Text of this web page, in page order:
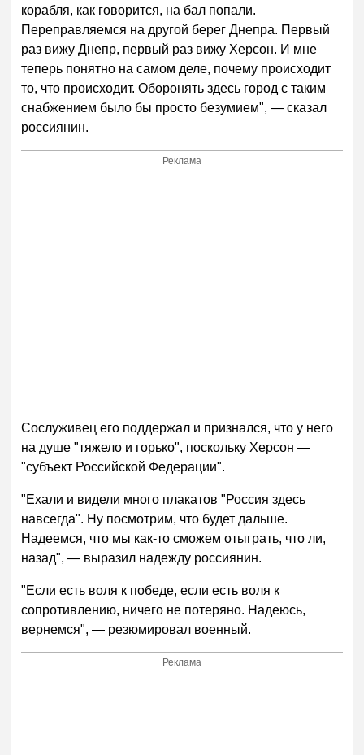
корабля, как говорится, на бал попали.
Переправляемся на другой берег Днепра. Первый
раз вижу Днепр, первый раз вижу Херсон. И мне
теперь понятно на самом деле, почему происходит
то, что происходит. Оборонять здесь город с таким
снабжением было бы просто безумием", — сказал
россиянин.
Реклама
Сослуживец его поддержал и признался, что у него
на душе "тяжело и горько", поскольку Херсон —
"субъект Российской Федерации".
"Ехали и видели много плакатов "Россия здесь
навсегда". Ну посмотрим, что будет дальше.
Надеемся, что мы как-то сможем отыграть, что ли,
назад", — выразил надежду россиянин.
"Если есть воля к победе, если есть воля к
сопротивлению, ничего не потеряно. Надеюсь,
вернемся", — резюмировал военный.
Реклама